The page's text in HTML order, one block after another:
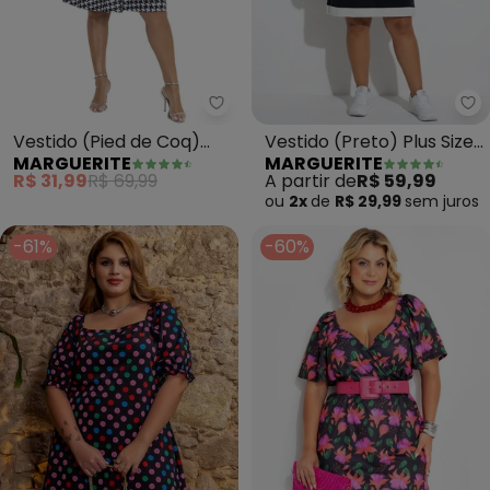
Marguerite - Vestido (Pied de
Vestido (Pied de Coq)
Plus Size
MARGUERITE
R$ 31,99R$ 69,99
Vestido (Preto) Plus Size
com Estampa Frontal
MARGUERITE
A partir deR$ 59,99
ou 2x de R$ 29,99 sem juros
-61% -60%